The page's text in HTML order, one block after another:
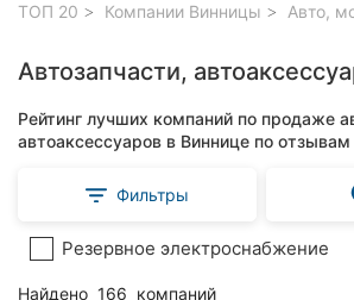
ТОП 20 Компании Винницы Авто,
Автозапчасти,
Рейтинг лучших компаний по продаже
автоаксессуаров в Виннице по отзывам
Фильтры
Резервное электроснабжение
Найдено 166 компаний